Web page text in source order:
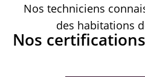
Nos techniciens
des habitations
Nos